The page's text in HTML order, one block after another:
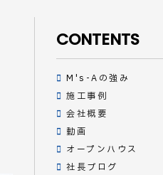
CONTENTS
M's-Aの強み
施工事例
会社概要
動画
オープンハウス
社長ブログ